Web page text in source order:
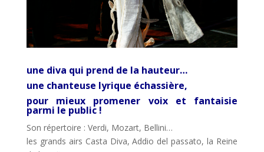
une diva qui prend de la hauteur…
une chanteuse lyrique échassière,
pour mieux promener voix et fantaisie
parmi le public !
Son répertoire : Verdi, Mozart, Bellini…
les grands airs Casta Diva, Addio del passato, la Reine